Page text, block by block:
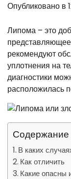
Опубликовано в
Липома – это
рекомендуют
уплотнения на
диагностики
расположилась
Содержание
В каких
Как отличить
Какие опасны